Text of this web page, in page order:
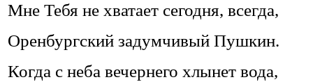
Мне Тебя не хватает сегодня, всегда,
Оренбургский задумчивый Пушкин.
Когда с неба вечернего хлынет вода,